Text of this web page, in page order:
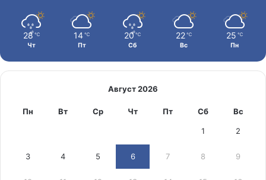
28 ℃
Чт
14 ℃
Пт
20 ℃
Сб
22 ℃
Вс
25 ℃
Пн
Август 2026
Пн Вт Ср Чт Пт Сб Вс
1 2
3 4 5 6 7 8 9